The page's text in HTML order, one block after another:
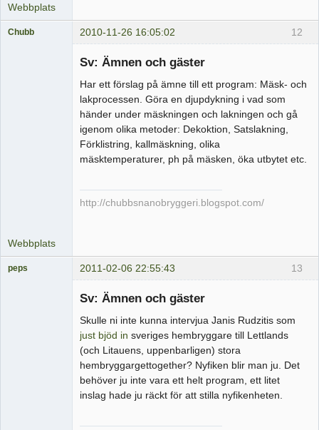
Webbplats
12
Chubb 2010-11-26 16:05:02
Sv: Ämnen och gäster
Har ett förslag på ämne till ett program: Mäsk- och
lakprocessen. Göra en djupdykning i vad som
händer under mäskningen och lakningen och gå
igenom olika metoder: Dekoktion, Satslakning,
Förklistring, kallmäskning, olika
mäsktemperaturer, ph på mäsken, öka utbytet etc.
http://chubbsnanobryggeri.blogspot.com/
Webbplats
13
peps 2011-02-06 22:55:43
Sv: Ämnen och gäster
Skulle ni inte kunna intervjua Janis Rudzitis som
just bjöd in sveriges hembryggare till Lettlands
(och Litauens, uppenbarligen) stora
hembryggargettogether? Nyfiken blir man ju. Det
behöver ju inte vara ett helt program, ett litet
inslag hade ju räckt för att stilla nyfikenheten.